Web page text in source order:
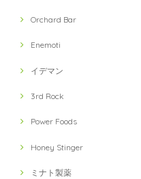
Orchard Bar
Enemoti
イデマン
3rd Rock
Power Foods
Honey Stinger
ミナト製薬